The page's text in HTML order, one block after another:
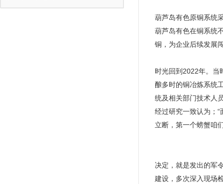
葫芦岛有色原铜系统
葫芦岛有色在铜系统
铜，为企业后续发展
时光回到2022年。当
酿多时的铜冶炼系统
统及相关部门技术人
经过研究一致认为；
立断，第一个螃蟹咱
决定，就是发出的军
建设，多次深入现场